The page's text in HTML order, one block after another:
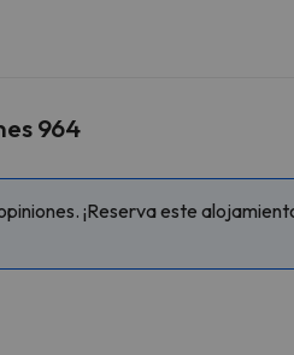
964
¡Reserva este